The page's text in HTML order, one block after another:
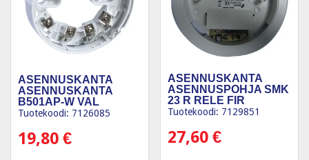
ASENNUSKANTA
ASENNUSKANTA
B501AP-W VAL
Tuotekoodi: 7126085
19,80 €
ASENNUSKANTA
ASENNUSPOHJA SMK
23 R RELE FIR
Tuotekoodi: 7129851
27,60€